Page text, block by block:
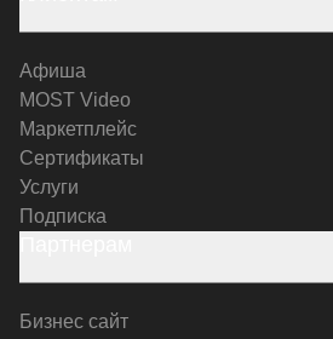
Афиша
MOST Video
Маркетплейс
Сертификаты
Услуги
Подписка
Бизнес сайт